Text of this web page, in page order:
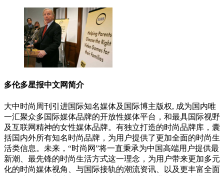
多伦多星报中文网简介
大中时尚周刊引进国际知名媒体及国际博主版权, 成为国内唯
一汇聚众多国际媒体品牌的开放性媒体平台，和最具国际视野
及互联网精神的女性媒体品牌。有独立打造的时尚品牌库，囊
括国内外所有知名时尚品牌，为用户提供了更加全面的时尚生
活类信息。未来，“时尚网”将一直秉承为中国高端用户提供最
新潮、最先锋的时尚生活方式这一理念，为用户带来更加多元
化的时尚媒体视角、与国际接轨的潮流资讯、以及更丰富全面